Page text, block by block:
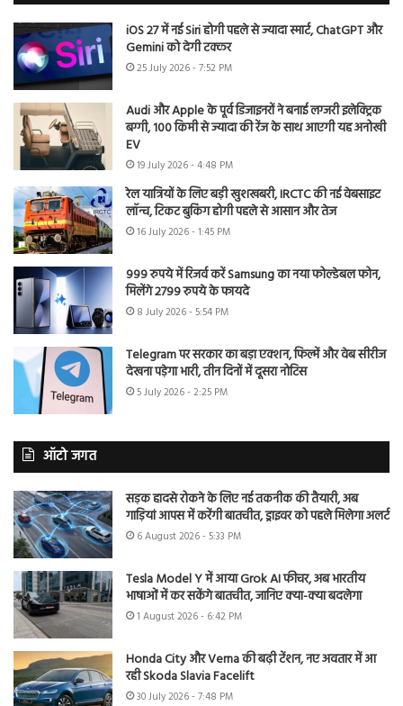
iOS 27 में नई Siri होगी पहले से ज्यादा स्मार्ट, ChatGPT और
Gemini को देगी टक्कर
25 July 2026 - 7:52 PM
Audi और Apple के पूर्व डिजाइनरों ने बनाई लग्जरी इलेक्ट्रिक
बग्गी, 100 किमी से ज्यादा की रेंज के साथ आएगी यह अनोखी
EV
19 July 2026 - 4:48 PM
रेल यात्रियों के लिए बड़ी खुशखबरी, IRCTC की नई वेबसाइट
लॉन्च, टिकट बुकिंग होगी पहले से आसान और तेज
16 July 2026 - 1:45 PM
999 रुपये में रिजर्व करें Samsung का नया फोल्डेबल फोन,
मिलेंगे 2799 रुपये के फायदे
8 July 2026 - 5:54 PM
Telegram पर सरकार का बड़ा एक्शन, फिल्में और वेब सीरीज
देखना पड़ेगा भारी, तीन दिनों में दूसरा नोटिस
5 July 2026 - 2:25 PM
ऑटो जगत
सड़क हादसे रोकने के लिए नई तकनीक की तैयारी, अब
गाड़ियां आपस में करेंगी बातचीत, ड्राइवर को पहले मिलेगा अलर्ट
6 August 2026 - 5:33 PM
Tesla Model Y में आया Grok AI फीचर, अब भारतीय
भाषाओं में कर सकेंगे बातचीत, जानिए क्या-क्या बदलेगा
1 August 2026 - 6:42 PM
Honda City और Verna की बढ़ी टेंशन, नए अवतार में आ
रही Skoda Slavia Facelift
30 July 2026 - 7:48 PM